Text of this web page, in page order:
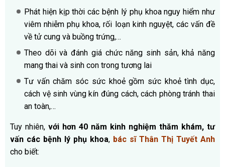
Phát hiện kịp thời các bệnh lý phụ khoa nguy hiểm như
viêm nhiễm phụ khoa, rối loạn kinh nguyệt, các vấn đề
về tử cung và buồng trứng,…
Theo dõi và đánh giá chức năng sinh sản, khả năng
mang thai và sinh con trong tương lai
Tư vấn chăm sóc sức khoẻ gồm sức khoẻ tình dục,
cách vệ sinh vùng kín đúng cách, cách phòng tránh thai
an toàn,…
Tuy nhiên, với hơn 40 năm kinh nghiệm thăm khám, tư
vấn các bệnh lý phụ khoa, bác sĩ Thân Thị Tuyết Anh
cho biết: